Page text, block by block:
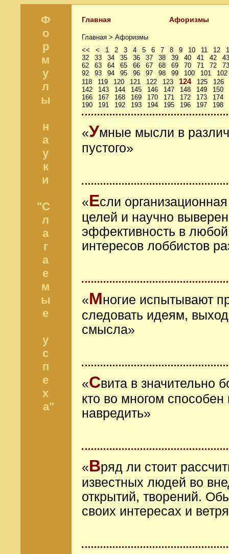
Ф
о
р
м
у
л
ы
н
а
у
к
и
"С
л
а
г
а
е
м
ы
е
у
с
п
е
х
а"
Главная Афоризмы
Главная > Афоризмы
<<
< 1 2 3 4 5 6 7 8 9 10 11 12
32
33 34 35 36 37 38 39 40 41 42
43
62
63 64 65 66 67 68 69 70 71 72
73
92
93 94 95 96 97 98 99 100 101
102
118
119 120 121 122 123 124 125
126
142
143 144 145 146 147 148 149
150
166
167 168 169 170 171 172 173
174
190
191 192 193 194 195 196 197 198
«Умные мысли в
пустого»
«Если
целей и научно
эффективность в
интересов лоббистов
«Многие испытывают
следовать идеям,
смысла»
«Свита в значительно
кто во многом
навредить»
«Вряд ли стоит
известных людей во
открытий, творений.
своих интересах и